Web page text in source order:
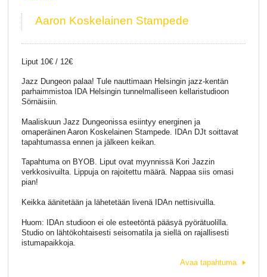
Aaron Koskelainen Stampede
Liput 10€ / 12€
Jazz Dungeon palaa! Tule nauttimaan Helsingin jazz-kentän
parhaimmistoa IDA Helsingin tunnelmalliseen kellaristudioon
Sörnäisiin.
Maaliskuun Jazz Dungeonissa esiintyy energinen ja
omaperäinen Aaron Koskelainen Stampede. IDAn DJt soittavat
tapahtumassa ennen ja jälkeen keikan.
Tapahtuma on BYOB. Liput ovat myynnissä Kori Jazzin
verkkosivuilta. Lippuja on rajoitettu määrä. Nappaa siis omasi
pian!
Keikka äänitetään ja lähetetään livenä IDAn nettisivuilla.
Huom: IDAn studioon ei ole esteetöntä pääsyä pyörätuolilla.
Studio on lähtökohtaisesti seisomatila ja siellä on rajallisesti
istumapaikkoja.
Avaa tapahtuma